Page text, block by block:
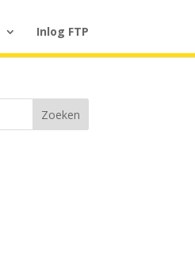
Inlog FTP
Zoeken